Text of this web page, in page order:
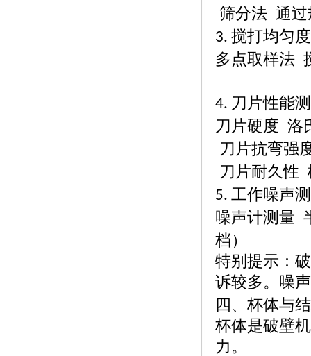
筛分法 通
3. 搅打均匀
多点取样法
4. 刀片性能
刀片硬度 洛
刀片抗弯强
刀片耐久性
5. 工作噪声
噪声计测量
档）
特别提示：
诉较多。噪
四、杯体与
杯体是破壁
力。